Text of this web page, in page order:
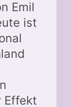
Emil
ist
Effekt